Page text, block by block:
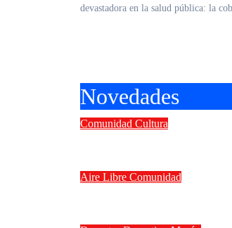
devastadora en la salud pública: la
Novedades
Comunidad Cultura
Aire Libre Comunidad